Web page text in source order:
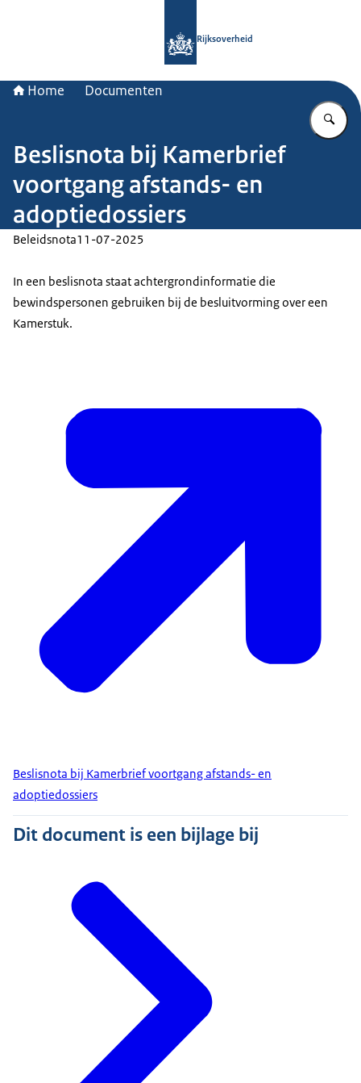
Rijksoverheid
Home Documenten
Beslisnota bij Kamerbrief
voortgang afstands- en
adoptiedossiers
Beleidsnota11-07-2025
In een beslisnota staat achtergrondinformatie die
bewindspersonen gebruiken bij de besluitvorming over een
Kamerstuk.
Beslisnota bij Kamerbrief voortgang afstands- en
adoptiedossiers
Dit document is een bijlage bij